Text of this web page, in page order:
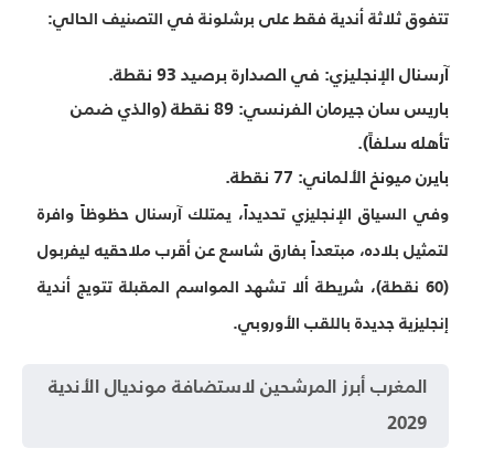
تتفوق ثلاثة أندية فقط على برشلونة في التصنيف الحالي:
آرسنال الإنجليزي: في الصدارة برصيد 93 نقطة.
باريس سان جيرمان الفرنسي:
89 نقطة (والذي ضمن
تأهله سلفاً).
بايرن ميونخ الألماني:
وفي السياق الإنجليزي تحديداً، يمتلك آرسنال حظوظاً وافرة
لتمثيل بلاده، مبتعداً بفارق شاسع عن أقرب ملاحقيه ليفربول
(60 نقطة)، شريطة ألا تشهد المواسم المقبلة تتويج أندية
إنجليزية جديدة باللقب الأوروبي.
المغرب أبرز المرشحين لاستضافة مونديال الأندية
2029